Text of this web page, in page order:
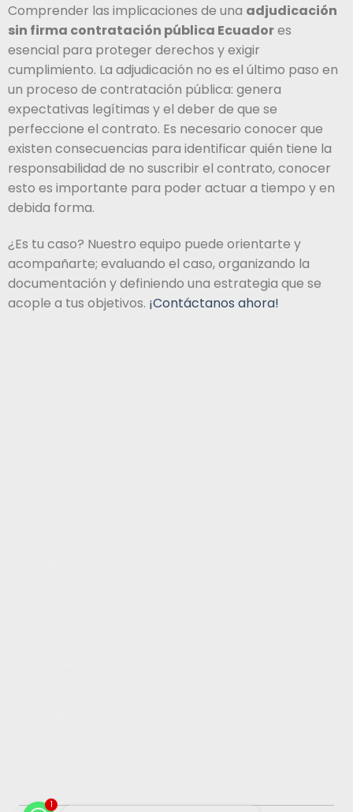
Comprender las implicaciones de una adjudicación
sin firma contratación pública Ecuadores
esencial para proteger derechos y exigir
cumplimiento. La adjudicación no es el último paso en
un proceso de contratación pública: genera
expectativas legítimas y el deber de que se
perfeccione el contrato. Es necesario conocer que
existen consecuencias para identificar quién tiene la
responsabilidad de no suscribir el contrato, conocer
esto es importante para poder actuar a tiempo y en
debida forma.
¿Es tu caso? Nuestro equipo puede orientarte y
acompañarte; evaluando el caso, organizando la
documentación y definiendo una estrategia que se
acople a tus objetivos. ¡Contáctanos ahora!
1